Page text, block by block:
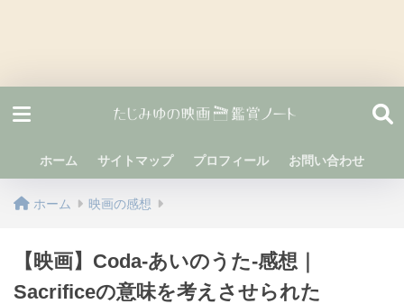
ホーム サイトマップ プロフィール お問い合わせ
ホーム 映画の感想
【映画】Coda-あいのうた-感想｜
Sacrificeの意味を考えさせられた